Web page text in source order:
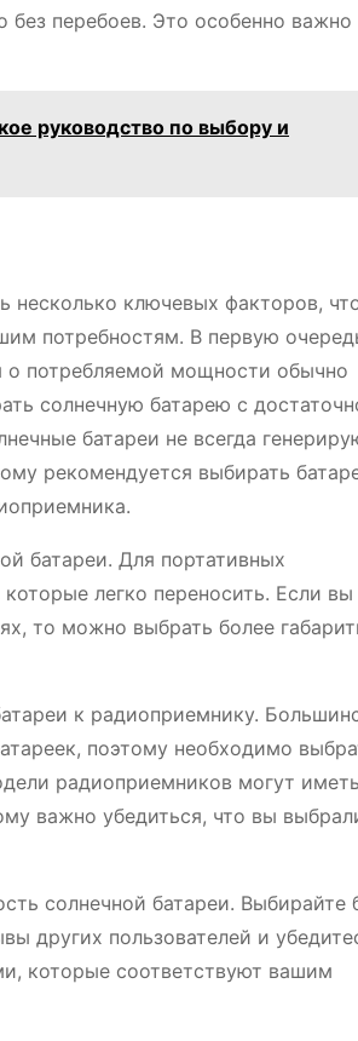
перебоев. Это особенно важно
руководство по выбору и
несколько ключевых факторов,
потребностям. В первую
потребляемой мощности обычно
солнечную батарею с
батареи не всегда
рекомендуется выбирать
батареи. Для портативных
легко переносить. Если вы
то можно выбрать более
к радиоприемнику.
поэтому необходимо
радиоприемников могут иметь
важно убедиться, что вы
солнечной батареи. Выбирайте
других пользователей и
которые соответствуют вашим